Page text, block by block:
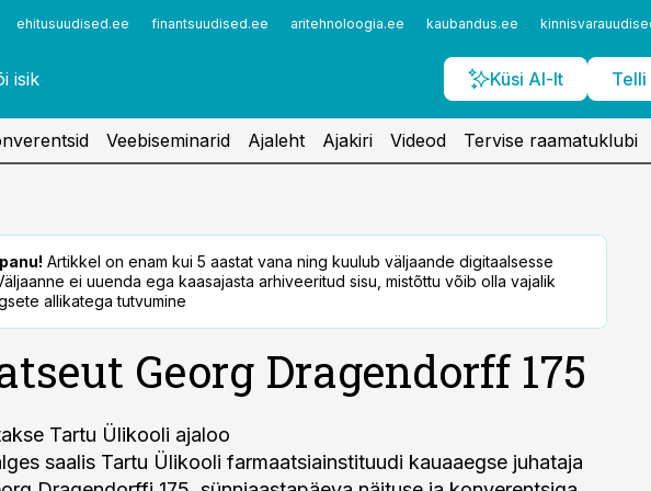
ehitusuudised.ee finantsuudised.ee aritehnoloogia.ee kaubandus.ee
Küsi AI-lt Telli
Veebiseminarid Ajaleht Ajakiri Videod Tervise raamatuklubi
Artikkel on enam kui 5 aastat vana ning kuulub väljaande digitaalsesse
ei uuenda ega kaasajasta arhiveeritud sisu, mistõttu võib olla vajalik
allikatega tutvumine
Georg Dragendorff 175
Tartu Ülikooli ajaloo
saalis Tartu Ülikooli farmaatsiainstituudi kauaaegse juhataja